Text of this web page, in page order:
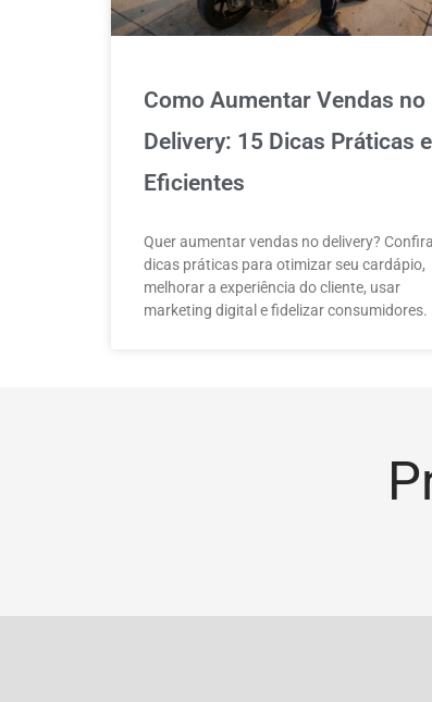
Como Aumentar Vendas no
Delivery: 15 Dicas Práticas e
Eficientes
Quer aumentar vendas no delivery?
dicas práticas para otimizar seu cardápio,
melhorar a experiência do cliente, usar
marketing digital e fidelizar consumidores.